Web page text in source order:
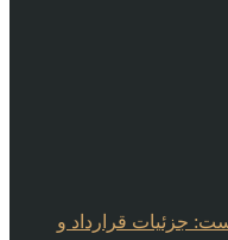
جزئیات قرارداد و